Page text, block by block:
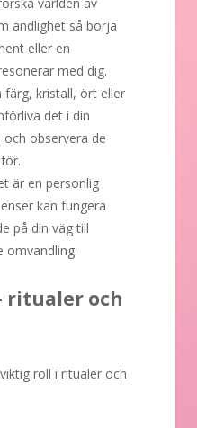
andlighet så börja
eller en
med dig.
kristall, ört eller
det i din
och observera de
är en personlig
kan fungera
på din väg till
omvandling.
ritualer och
roll i ritualer och